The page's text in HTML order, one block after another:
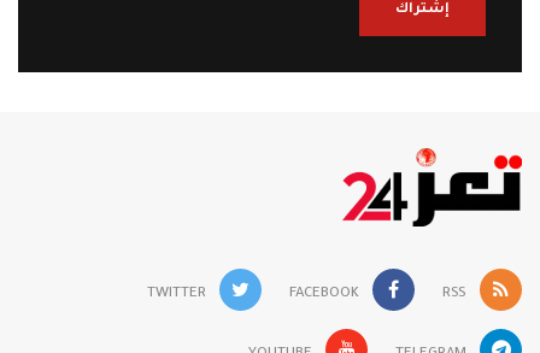
إشتراك
RSS
FACEBOOK
TWITTER